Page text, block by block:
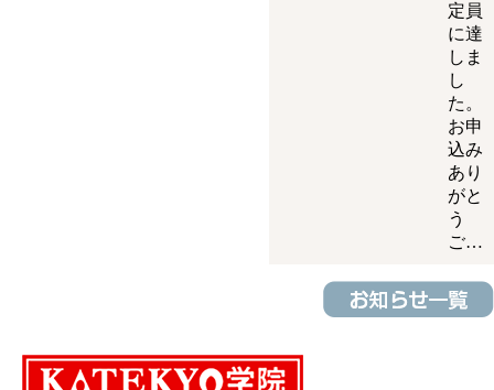
定員
に達
しま
し
た。
お申
込み
あり
がと
う
ご…